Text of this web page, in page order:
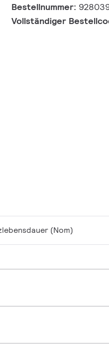
Bestellnummer:
Vollständiger
(Nom)